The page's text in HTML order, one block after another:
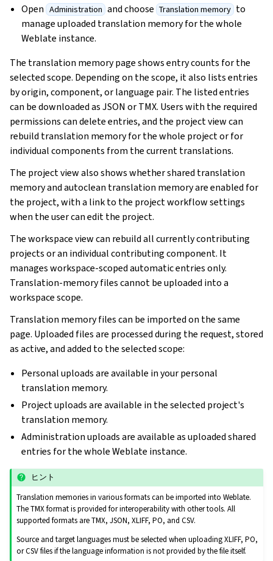
Open Administration and choose Translation memory to
manage uploaded translation memory for the whole
Weblate instance.
The translation memory page shows entry counts for the
selected scope. Depending on the scope, it also lists entries
by origin, component, or language pair. The listed entries
can be downloaded as JSON or TMX. Users with the required
permissions can delete entries, and the project view can
rebuild translation memory for the whole project or for
individual components from the current translations.
The project view also shows whether shared translation
memory and autoclean translation memory are enabled for
the project, with a link to the project workflow settings
when the user can edit the project.
The workspace view can rebuild all currently contributing
projects or an individual contributing component. It
manages workspace-scoped automatic entries only.
Translation-memory files cannot be uploaded into a
workspace scope.
Translation memory files can be imported on the same
page. Uploaded files are processed during the request, stored
as active, and added to the selected scope:
Personal uploads are available in your personal
translation memory.
Project uploads are available in the selected project's
translation memory.
Administration uploads are available as uploaded shared
entries for the whole Weblate instance.
ヒント
Translation memories in various formats can be imported into Weblate.
The TMX format is provided for interoperability with other tools. All
supported formats are TMX, JSON, XLIFF, PO, and CSV.
Source and target languages must be selected when uploading XLIFF, PO,
or CSV files if the language information is not provided by the file itself.